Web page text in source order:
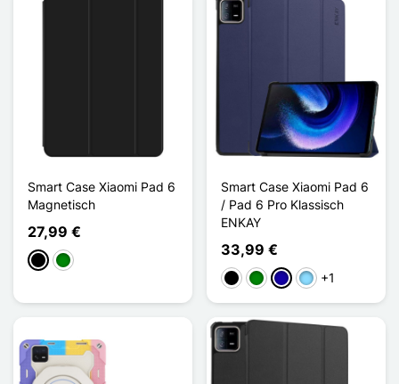
Smart Case Xiaomi Pad 6
Magnetisch
27,99 €
Schwarz
Grün
Smart Case Xiaomi Pad 6
/ Pad 6 Pro Klassisch
ENKAY
33,99 €
Schwarz
GrünDunkelblau
Hellblau
+1